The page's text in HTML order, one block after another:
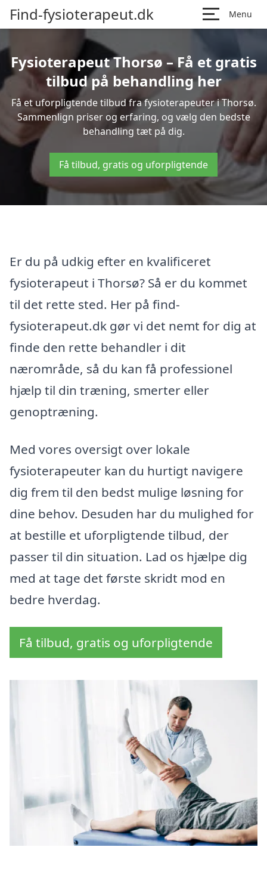
Find-fysioterapeut.dk Menu
Fysioterapeut Thorsø – Få et gratis
tilbud på behandling her
Få et uforpligtende tilbud fra fysioterapeuter i Thorsø.
Sammenlign priser og erfaring, og vælg den bedste
behandling tæt på dig.
Få tilbud, gratis og uforpligtende
Er du på udkig efter en kvalificeret
fysioterapeut i Thorsø? Så er du kommet
til det rette sted. Her på find-
fysioterapeut.dk gør vi det nemt for dig at
finde den rette behandler i dit
nærområde, så du kan få professionel
hjælp til din træning, smerter eller
genoptræning.
Med vores oversigt over lokale
fysioterapeuter kan du hurtigt navigere
dig frem til den bedst mulige løsning for
dine behov. Desuden har du mulighed for
at bestille et uforpligtende tilbud, der
passer til din situation. Lad os hjælpe dig
med at tage det første skridt mod en
bedre hverdag.
Få tilbud, gratis og uforpligtende